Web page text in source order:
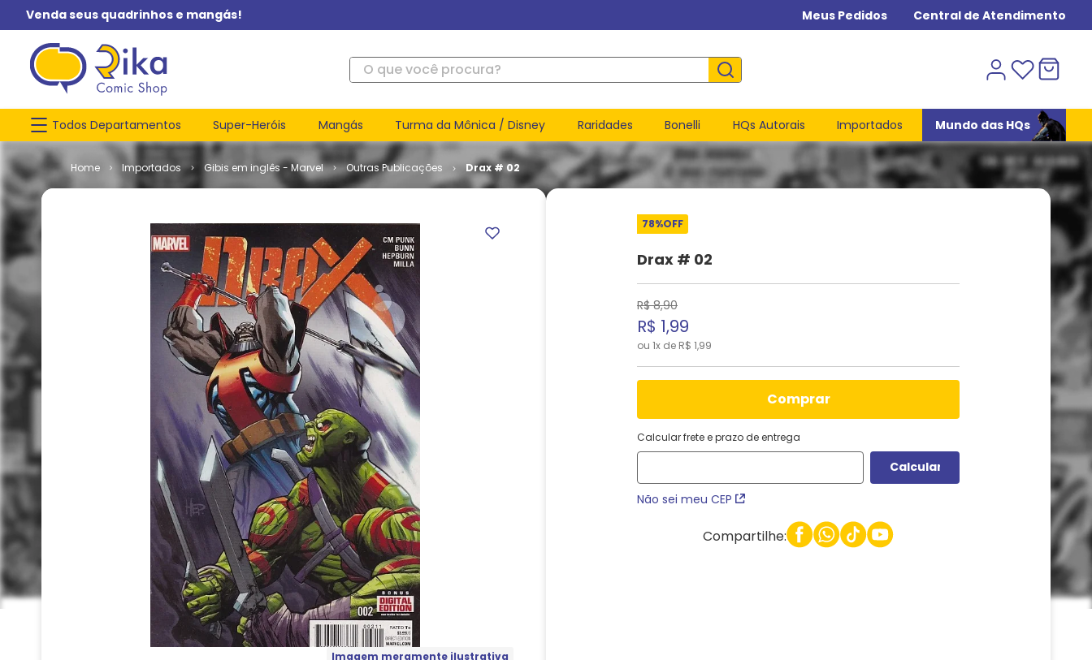
Venda seus quadrinhos e mangás! Meus Pedidos Central de Atendimento
O que você procura?
Todos Departamentos Super-Heróis Mangás Turma da Mônica / Disney Raridades Bonelli HQs Autorais Importados Mundo das HQs
Importados Gibis em inglês - Marvel Outras Publicações Drax # 02
Imagem meramente ilustrativa
78%OFF
Drax # 02
R$ 8,90
R$ 1,99
ou 1x de R$ 1,99
comprar
Calcular frete e prazo de entrega
Não sei meu CEP
Compartilhe: